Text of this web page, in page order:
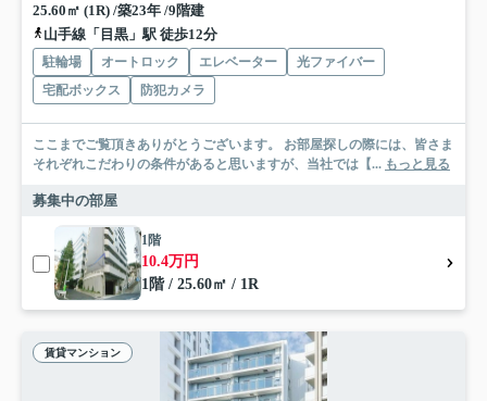
25.60㎡ (1R) /築23年 /9階建
山手線「目黒」駅 徒歩12分
駐輪場 オートロック エレベーター
光ファイバー
宅配ボックス
防犯カメラ
ここまでご覧頂きありがとうございます。 お部屋探しの際には、皆さま
それぞれこだわりの条件があると思いますが、当社では【... もっと見る
募集中の部屋
1階
10.4万円
1階 / 25.60㎡ / 1R
賃貸マンション